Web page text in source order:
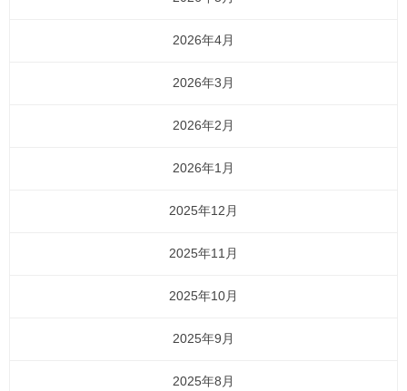
2026年4月
2026年3月
2026年2月
2026年1月
2025年12月
2025年11月
2025年10月
2025年9月
2025年8月